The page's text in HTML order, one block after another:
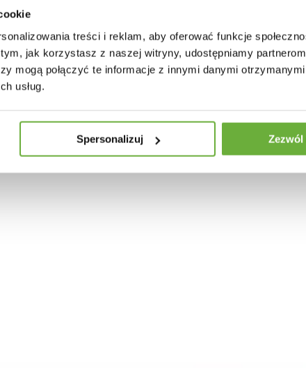
treści i reklam, aby oferować funkcje
jak korzystasz z naszej witryny, udostępniamy
mogą połączyć te informacje z innymi danymi
usług.
Spersonalizuj Zezwól
PRODUKTÓW W TEJ SAMEJ KATEGORII: